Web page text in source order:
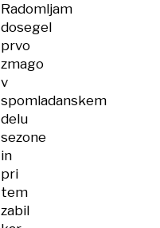
Radomljam
dosegel
prvo
zmago
v
spomladanskem
delu
sezone
in
pri
tem
zabil